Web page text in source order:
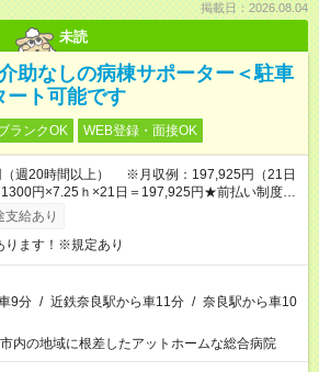
掲載日：2026.08.04
未読
助なしの病棟サポーター＜駐車
ート可能です
ランクOK WEB登録・面接OK
（週20時間以上） ※月収例：197,925円（21日
円×7.25ｈ×21日＝197,925円★前払い制度あ
）
支給あり
ります！※規定あり
9分 / 近鉄奈良駅から車11分 / 奈良駅から車10
内の地域に根差したアットホームな総合病院